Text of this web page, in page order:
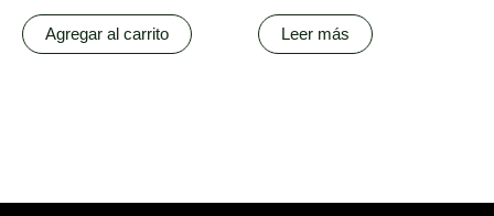
Agregar al carrito Leer más